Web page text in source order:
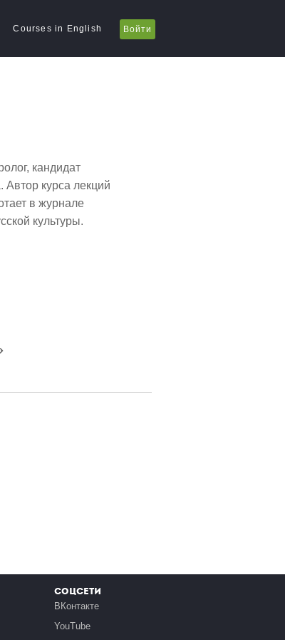
Courses in English Войти
кандидат
Автор курса лекций
в журнале
культуры.
Соцсети
ВКонтакте
YouTube